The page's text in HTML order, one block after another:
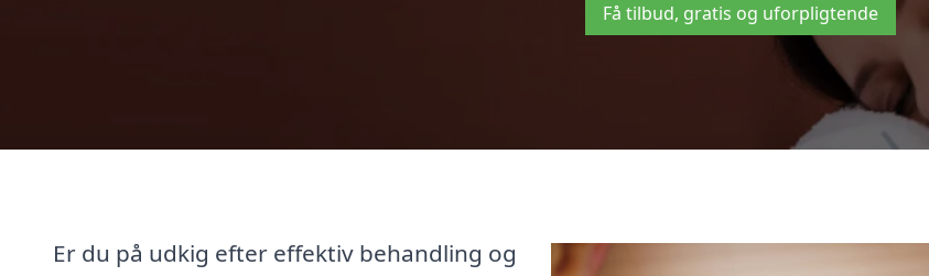
Få tilbud, gratis og uforpligtende
Er du på udkig efter effektiv behandling og